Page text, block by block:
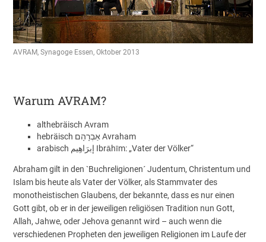
AVRAM, Synagoge Essen, Oktober 2013
Warum AVRAM?
althebräisch Avram
hebräisch ‏אַבְרָהָם‎ Avraham
arabisch ‏إبرَاهِيم‎ Ibrāhīm: „Vater der Völker“
Abraham gilt in den `Buchreligionen´ Judentum, Christentum und
Islam bis heute als Vater der Völker, als Stammvater des
monotheistischen Glaubens, der bekannte, dass es nur einen
Gott gibt, ob er in der jeweiligen religiösen Tradition nun Gott,
Allah, Jahwe, oder Jehova genannt wird – auch wenn die
verschiedenen Propheten den jeweiligen Religionen im Laufe der